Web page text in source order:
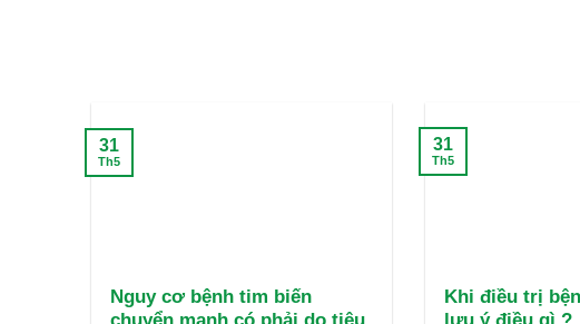
Nguy cơ bệnh tim biến
31
Th5
Khi điều trị
31
Th5